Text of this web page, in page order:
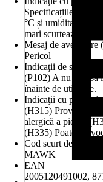
Specificațiile de
°C și umiditatea
mari scurtează
Mesaj de avertizare
Pericol
Indicaţii de siguranţă
(P102) A nu se
înainte de utilizare.
Indicaţii cu privire
(H315) Provoacă
alergică a pielii.,
(H335) Poate
Cod scurt de
MAWK
EAN
2005120491002,